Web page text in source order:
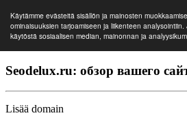
Käytämme evästeitä sisällön ja mainosten
ominaisuuksien tarjoamiseen ja liikenteen
käytöstä sosiaalisen median, mainonnan ja
Seodelux.ru: обзор вашего
Lisää domain